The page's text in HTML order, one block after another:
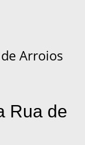
Rua de